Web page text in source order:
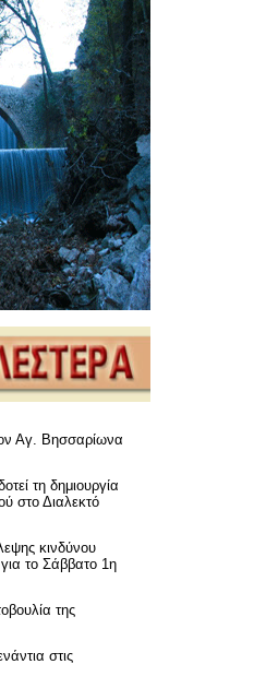
Αγ. Βησσαρίωνα
τη δημιουργία
στο Διαλεκτό
κινδύνου
το Σάββατο 1η
της
στις